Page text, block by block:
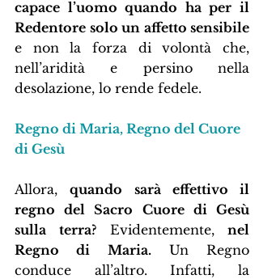
capace l’uomo quando ha per il
Redentore solo un affetto sensibile
e non la forza di volontà che,
nell’aridità e persino nella
desolazione, lo rende fedele.
Regno di Maria, Regno del Cuore
di Gesù
Allora, quando sarà effettivo il
regno del Sacro Cuore di Gesù
sulla terra? Evidentemente, nel
Regno di Maria. Un Regno
conduce all’altro. Infatti, la